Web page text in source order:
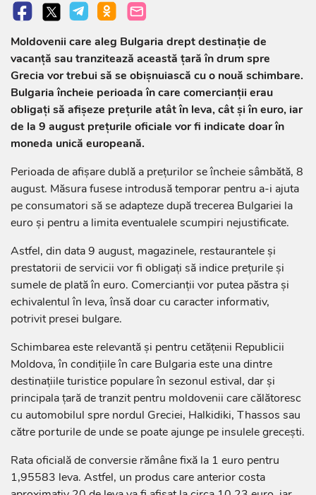
Moldovenii care aleg Bulgaria drept destinație de
vacanță sau tranzitează această țară în drum spre
Grecia vor trebui să se obișnuiască cu o nouă schimbare.
Bulgaria încheie perioada în care comercianții erau
obligați să afișeze prețurile atât în leva, cât și în euro, iar
de la 9 august prețurile oficiale vor fi indicate doar în
moneda unică europeană.
Perioada de afișare dublă a prețurilor se încheie sâmbătă, 8
august. Măsura fusese introdusă temporar pentru a-i ajuta
pe consumatori să se adapteze după trecerea Bulgariei la
euro și pentru a limita eventualele scumpiri nejustificate.
Astfel, din data 9 august, magazinele, restaurantele și
prestatorii de servicii vor fi obligați să indice prețurile și
sumele de plată în euro. Comercianții vor putea păstra și
echivalentul în leva, însă doar cu caracter informativ,
potrivit presei bulgare.
Schimbarea este relevantă și pentru cetățenii Republicii
Moldova, în condițiile în care Bulgaria este una dintre
destinațiile turistice populare în sezonul estival, dar și
principala țară de tranzit pentru moldovenii care călătoresc
cu automobilul spre nordul Greciei, Halkidiki, Thassos sau
către porturile de unde se poate ajunge pe insulele grecești.
Rata oficială de conversie rămâne fixă la 1 euro pentru
1,95583 leva. Astfel, un produs care anterior costa